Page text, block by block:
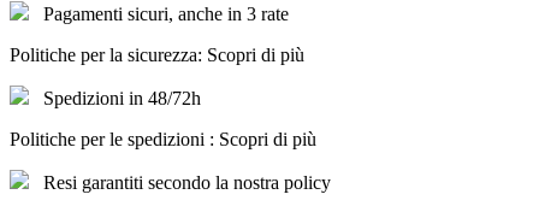
Pagamenti sicuri, anche in 3 rate
Politiche per la sicurezza: Scopri di più
Spedizioni in 48/72h
Politiche per le spedizioni : Scopri di più
Resi garantiti secondo la nostra policy